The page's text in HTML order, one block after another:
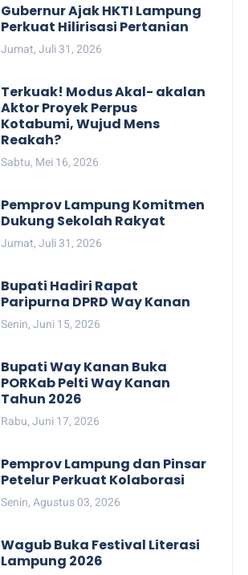
Gubernur Ajak HKTI Lampung
Perkuat Hilirisasi Pertanian
Jumat, Juli 31, 2026
Terkuak! Modus Akal- akalan
Aktor Proyek Perpus
Kotabumi, Wujud Mens
Reakah?
Sabtu, Mei 16, 2026
Pemprov Lampung Komitmen
Dukung Sekolah Rakyat
Jumat, Juli 31, 2026
Bupati Hadiri Rapat
Paripurna DPRD Way Kanan
Senin, Juni 15, 2026
Bupati Way Kanan Buka
PORKab Pelti Way Kanan
Tahun 2026
Rabu, Juni 17, 2026
Pemprov Lampung dan Pinsar
Petelur Perkuat Kolaborasi
Senin, Agustus 03, 2026
Wagub Buka Festival Literasi
Lampung 2026